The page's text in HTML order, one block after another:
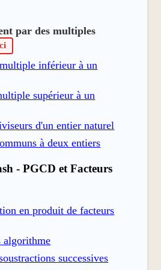
au TBIen début de séance.
la division euclidienne
étape.
séance sur
la division euclidienne.
et calcul — Utiliser la
; encadrer un entier par deux
« % » dans du code,
par des multiples
inférieur à un
supérieur à un
d'un entier naturel
à deux entiers
- PGCD et Facteurs
en produit de facteurs
algorithme
successives